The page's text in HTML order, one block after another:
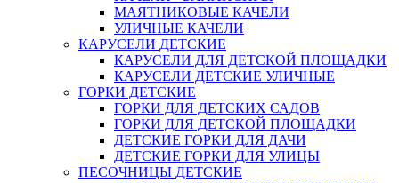
МАЯТНИКОВЫЕ КАЧЕЛИ
УЛИЧНЫЕ КАЧЕЛИ
КАРУСЕЛИ ДЕТСКИЕ
КАРУСЕЛИ ДЛЯ ДЕТСКОЙ ПЛОЩАДКИ
КАРУСЕЛИ ДЕТСКИЕ УЛИЧНЫЕ
ГОРКИ ДЕТСКИЕ
ГОРКИ ДЛЯ ДЕТСКИХ САДОВ
ГОРКИ ДЛЯ ДЕТСКОЙ ПЛОЩАДКИ
ДЕТСКИЕ ГОРКИ ДЛЯ ДАЧИ
ДЕТСКИЕ ГОРКИ ДЛЯ УЛИЦЫ
ПЕСОЧНИЦЫ ДЕТСКИЕ